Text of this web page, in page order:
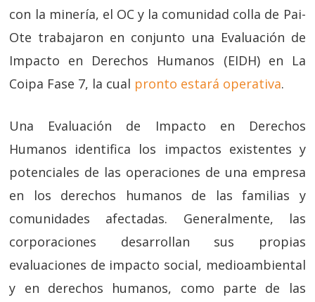
con la minería, el OC y la comunidad colla de Pai-
Ote trabajaron en conjunto una Evaluación de
Impacto en Derechos Humanos (EIDH) en La
Coipa Fase 7, la cual pronto estará operativa.
Una Evaluación de Impacto en Derechos
Humanos identifica los impactos existentes y
potenciales de las operaciones de una empresa
en los derechos humanos de las familias y
comunidades afectadas. Generalmente, las
corporaciones desarrollan sus propias
evaluaciones de impacto social, medioambiental
y en derechos humanos, como parte de las